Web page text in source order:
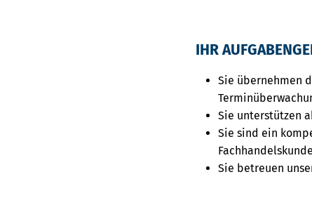
IHR
Sie übernehmen
Sie unterstützen
Sie sind ein
Sie betreuen